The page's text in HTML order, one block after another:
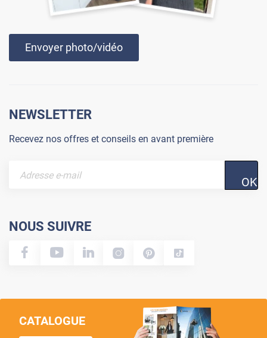
Envoyer photo/vidéo
NEWSLETTER
Recevez nos offres et conseils en avant première
OK
NOUS SUIVRE
CATALOGUE